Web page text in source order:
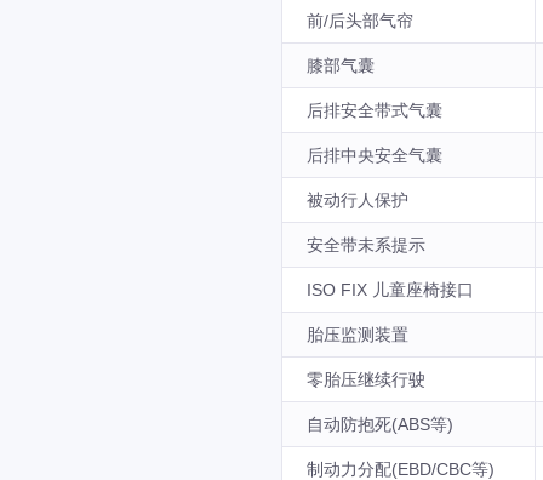
前/后头部气帘
膝部气囊
后排安全带式气囊
后排中央安全气囊
被动行人保护
安全带未系提示
ISO FIX 儿童座椅接口
胎压监测装置
零胎压继续行驶
自动防抱死(ABS等)
制动力分配(EBD/CBC等)